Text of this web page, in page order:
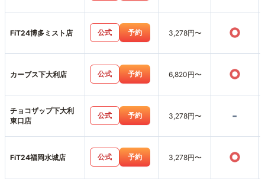
FiT24博多ミスト店 公式 予約 3,278円〜 ○
カーブス下大利店 公式 予約 6,820円〜 ○
チョコザップ下大利
東口店
公式 予約 3,278円〜 -
FiT24福岡水城店 公式 予約 3,278円〜 ○